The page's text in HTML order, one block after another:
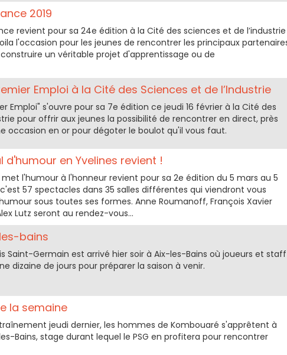
2019
revient pour sa 24e édition à la Cité des sciences et de l’industrie
l'occasion pour les jeunes de rencontrer les principaux
un véritable projet d'apprentissage ou de
Emploi à la Cité des Sciences et de l’Industrie
Emploi" s'ouvre pour sa 7e édition ce jeudi 16 février à la Cité des
pour offrir aux jeunes la possibilité de rencontrer en direct, près
occasion en or pour dégoter le boulot qu'il vous faut.
d'humour en Yvelines revient !
met l'humour à l'honneur revient pour sa 2e édition du 5 mars au 5
57 spectacles dans 35 salles différentes qui viendront vous
sous toutes ses formes. Anne Roumanoff, François Xavier
Lutz seront au rendez-vous...
bains
Saint-Germain est arrivé hier soir à Aix-les-Bains où joueurs et staff
dizaine de jours pour préparer la saison à venir.
la semaine
jeudi dernier, les hommes de Kombouaré s'apprêtent à
Bains, stage durant lequel le PSG en profitera pour rencontrer